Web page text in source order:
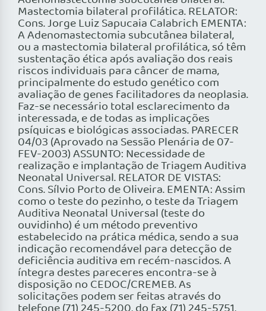
Mastectomia bilateral profilática. RELATOR:
Cons. Jorge Luiz Sapucaia Calabrich EMENTA:
A Adenomastectomia subcutânea bilateral,
ou a mastectomia bilateral profilática, só têm
sustentação ética após avaliação dos reais
riscos individuais para câncer de mama,
principalmente do estudo genético com
avaliação de genes facilitadores da neoplasia.
Faz-se necessário total esclarecimento da
interessada, e de todas as implicações
psíquicas e biológicas associadas. PARECER
04/03 (Aprovado na Sessão Plenária de 07-
FEV-2003) ASSUNTO: Necessidade de
realização e implantação de Triagem Auditiva
Neonatal Universal. RELATOR DE VISTAS:
Cons. Sílvio Porto de Oliveira. EMENTA: Assim
como o teste do pezinho, o teste da Triagem
Auditiva Neonatal Universal (teste do
ouvidinho) é um método preventivo
estabelecido na prática médica, sendo a sua
indicação recomendável para detecção de
deficiência auditiva em recém-nascidos. A
íntegra destes pareceres encontra-se à
disposição no CEDOC/CREMEB. As
solicitações podem ser feitas através do